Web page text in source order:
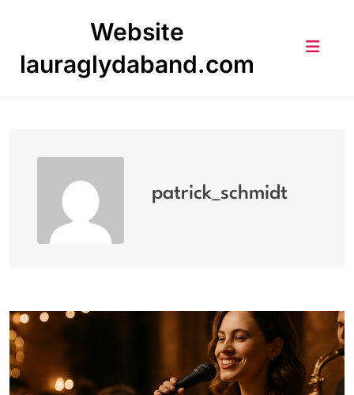
Website
lauraglydaband.com
patrick_schmidt